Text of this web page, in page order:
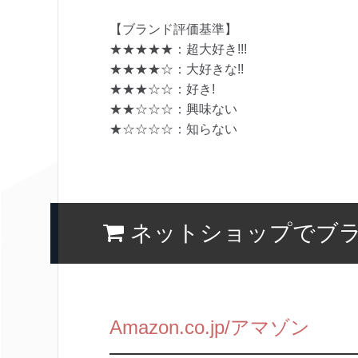
【ブランド評価基準】
★★★★★：超大好き!!!
★★★★☆：大好きな!!
★★★☆☆：好き!
★★☆☆☆：興味ない
★☆☆☆☆：知らない
ネットショップでブ
Amazon.co.jp/アマゾン